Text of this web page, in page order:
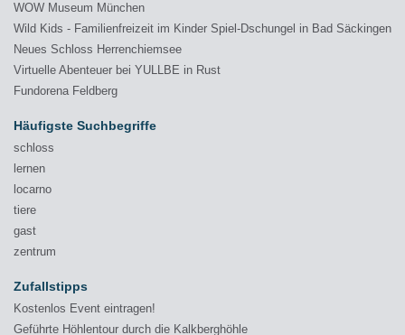
WOW Museum München
Wild Kids - Familienfreizeit im Kinder Spiel-Dschungel in Bad Säckingen
Neues Schloss Herrenchiemsee
Virtuelle Abenteuer bei YULLBE in Rust
Fundorena Feldberg
Häufigste Suchbegriffe
schloss
lernen
locarno
tiere
gast
zentrum
Zufallstipps
Kostenlos Event eintragen!
Geführte Höhlentour durch die Kalkberghöhle